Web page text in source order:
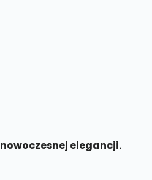
nowoczesnej elegancji.